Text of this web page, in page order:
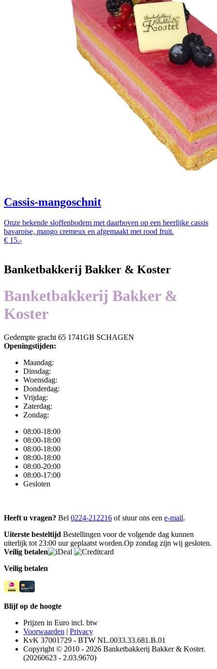
Cassis-mangoschnit
Onze bekende sloffenbodem met daarboven op een heerlijke cassis
bavaroise, mango cremeux en afgemaakt met rood fruit.
€ 15.-
Banketbakkerij Bakker & Koster
Banketbakkerij Bakker &
Koster
Gedempte gracht 65 1741GB SCHAGEN
Openingstijden:
Maandag:
Dinsdag:
Woensdag:
Donderdag:
Vrijdag:
Zaterdag:
Zondag:
08:00-18:00
08:00-18:00
08:00-18:00
08:00-18:00
08:00-20:00
08:00-17:00
Gesloten
Heeft u vragen? Bel 0224-212216 of stuur ons een e-mail.
Uiterste besteltijd Bestellingen voor de volgende dag kunnen
uiterlijk tot 23:00 uur geplaatst worden.Op zondag zijn wij gesloten.
Veilig betalen
Veilig betalen
Blijf op de hoogte
Prijzen in Euro incl. btw
Voorwaarden | Privacy
KvK 37001729 - BTW NL.0033.33.681.B.01
Copyright © 2010 - 2026 Banketbakkerij Bakker & Koster.
(20260623 - 2.03.9670)